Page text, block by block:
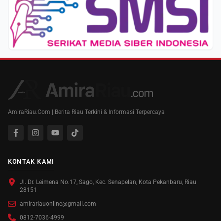
AmiraRiau.Com | Berita Riau Terkini & Informasi Terpercaya
KONTAK KAMI
Jl. Dr. Leimena No.17, Sago, Kec. Senapelan, Kota Pekanbaru, Riau
28151
amirariauonline@gmail.com
0812-7036-4999